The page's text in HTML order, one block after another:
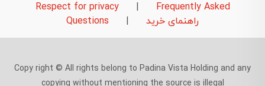
Respect for privacy
Frequently Asked
Questions
راهنمای خرید
Copy right © All rights belong to Padina Vista Holding and any
copying without mentioning the source is illegal